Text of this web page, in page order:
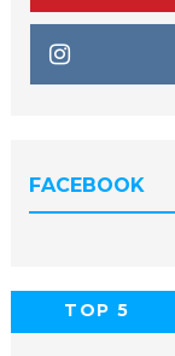
FACEBOOK
TOP 5